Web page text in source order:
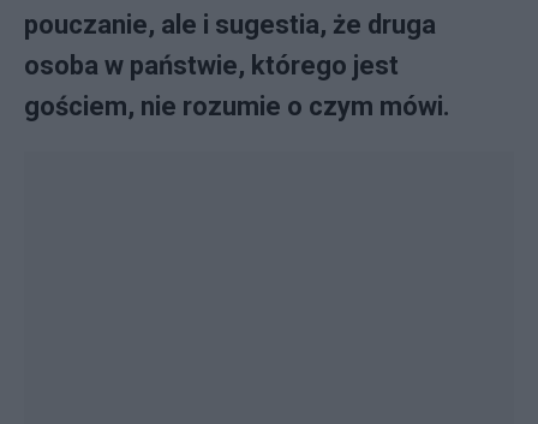
pouczanie, ale i sugestia, że druga
osoba w państwie, którego jest
gościem, nie rozumie o czym mówi.